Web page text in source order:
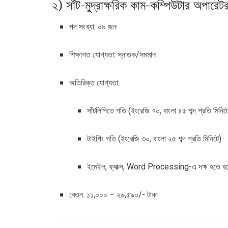
২) সাঁট-মুদ্রাক্ষরিক কাম-কম্পিউটার
পদ সংখ্যা: ০৯ জন
শিক্ষাগত যোগ্যতা: স্নাতক/সমমান
অতিরিক্ত যোগ্যতা:
সাঁটলিপিতে গতি (ইংরেজি ৭০, বাংলা ৪৫ শব্দ প্রতি
টাইপিং গতি (ইংরেজি ৩০, বাংলা ২৫ শব্দ প্রতি মিনিটে)
ইমেইল, ফ্যাক্স, Word Processing-এ দক্ষ হতে
বেতন: ১১,০০০ – ২৬,৫৯০/- টাকা